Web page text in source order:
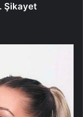
Şikayet